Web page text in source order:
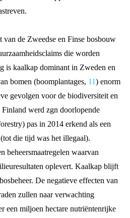
de Zweedse en Finse bosbouw
die worden
is kaalkap dominant in Zweden en
bomen (boomplantages, 11) enorm
gevolgen voor de biodiversiteit en
Finland werd zgn doorlopende
pas in 2014 erkend als een
die tijd was het illegaal).
beheersmaatregelen waarvan
oplevert. Kaalkap blijft
De negatieve effecten van
zullen naar verwachting
een miljoen hectare nutriëntenrijke